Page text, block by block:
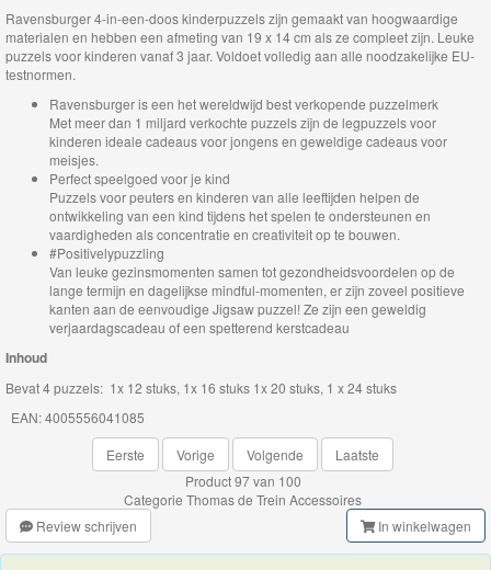
Thomas
Adventures
Thomas
de
Trein
Accessoires
Feestartikelen
Puzzels,
Spellen
Kinderkamer
Decoratie
Badkamer
Eetgerei
Ravensburger 4-in-een-doos kinderpuzzels zijn gemaakt van hoogwaardige
materialen en hebben een afmeting van 19 x 14 cm als ze compleet zijn. Leuke
puzzels voor kinderen vanaf 3 jaar. Voldoet volledig aan alle noodzakelijke EU-
testnormen.
Ravensburger is een het wereldwijd best verkopende puzzelmerk
Met meer dan 1 miljard verkochte puzzels zijn de legpuzzels voor
kinderen ideale cadeaus voor jongens en geweldige cadeaus voor
meisjes.
Perfect speelgoed voor je kind
Puzzels voor peuters en kinderen van alle leeftijden helpen de
ontwikkeling van een kind tijdens het spelen te ondersteunen en
vaardigheden als concentratie en creativiteit op te bouwen.
#Positivelypuzzling
Van leuke gezinsmomenten samen tot gezondheidsvoordelen op de
lange termijn en dagelijkse mindful-momenten, er zijn zoveel positieve
kanten aan de eenvoudige Jigsaw puzzel! Ze zijn een geweldig
verjaardagscadeau of een spetterend kerstcadeau
Inhoud
Bevat 4 puzzels: 1x 12 stuks, 1x 16 stuks 1x 20 stuks, 1 x 24 stuks
EAN: 4005556041085
Eerste
Vorige Volgende
Laatste
Product 97 van 100
Categorie Thomas de Trein Accessoires
Review schrijven
In winkelwagen